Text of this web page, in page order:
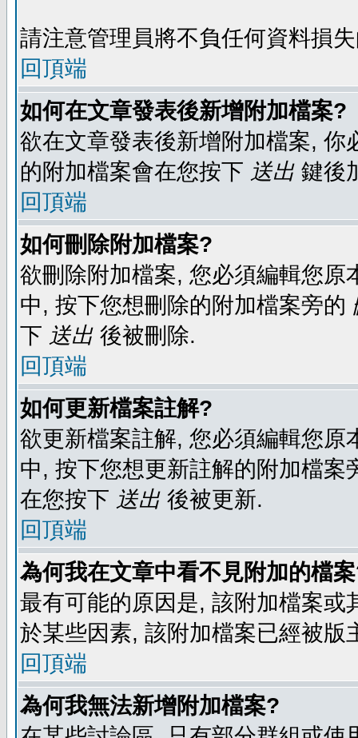
請注意管理員將不負任何資料損
回頂端
如何在文章發表後新增附加檔案?
欲在文章發表後新增附加檔案,
的附加檔案會在您按下 送出 鍵後
回頂端
如何刪除附加檔案?
欲刪除附加檔案, 您必須編輯您
中, 按下您想刪除的附加檔案旁的
下 送出 後被刪除.
回頂端
如何更新檔案註解?
欲更新檔案註解, 您必須編輯您
中, 按下您想更新註解的附加檔案
在您按下 送出 後被更新.
回頂端
為何我在文章中看不見附加的檔
最有可能的原因是, 該附加檔案
於某些因素, 該附加檔案已經被版
回頂端
為何我無法新增附加檔案?